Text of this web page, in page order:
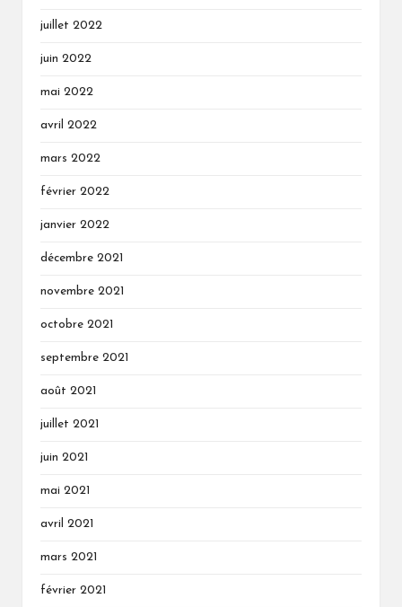
juillet 2022
juin 2022
mai 2022
avril 2022
mars 2022
février 2022
janvier 2022
décembre 2021
novembre 2021
octobre 2021
septembre 2021
août 2021
juillet 2021
juin 2021
mai 2021
avril 2021
mars 2021
février 2021